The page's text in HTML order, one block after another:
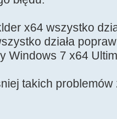
x64 wszystko
działa
Windows 7 x64
takich